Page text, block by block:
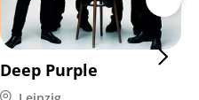
Deep Purple